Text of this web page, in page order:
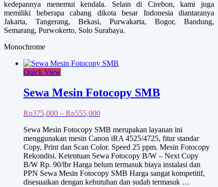
kedepannya menemui kendala. Selain di Cirebon, kami juga
memiliki beberapa cabang dikota besar Indonesia diantaranya
Jakarta, Tangerang, Bekasi, Purwakarta, Bogor, Bandung,
Semarang, Purwokerto, Solo Surabaya.
Monochrome
Quick View
Sewa Mesin Fotocopy SMB
Rp375,000 – Rp555,000Rentang
Rp375,000
hingga
Rp555,000
Sewa Mesin Fotocopy SMB merupakan layanan ini
menggunakan mesin Canon iRA 4525/4725, fitur standar
Copy, Print dan Scan Color. Speed 25 ppm. Mesin Fotocopy
Rekondisi. Ketentuan Sewa Fotocopy B/W – Next Copy
B/W Rp. 90/lbr Harga belum termasuk biaya instalasi dan
PPN Sewa Mesin Fotocopy SMB Harga sangat kompetitif,
disesuaikan dengan kebutuhan dan sudah termasuk …